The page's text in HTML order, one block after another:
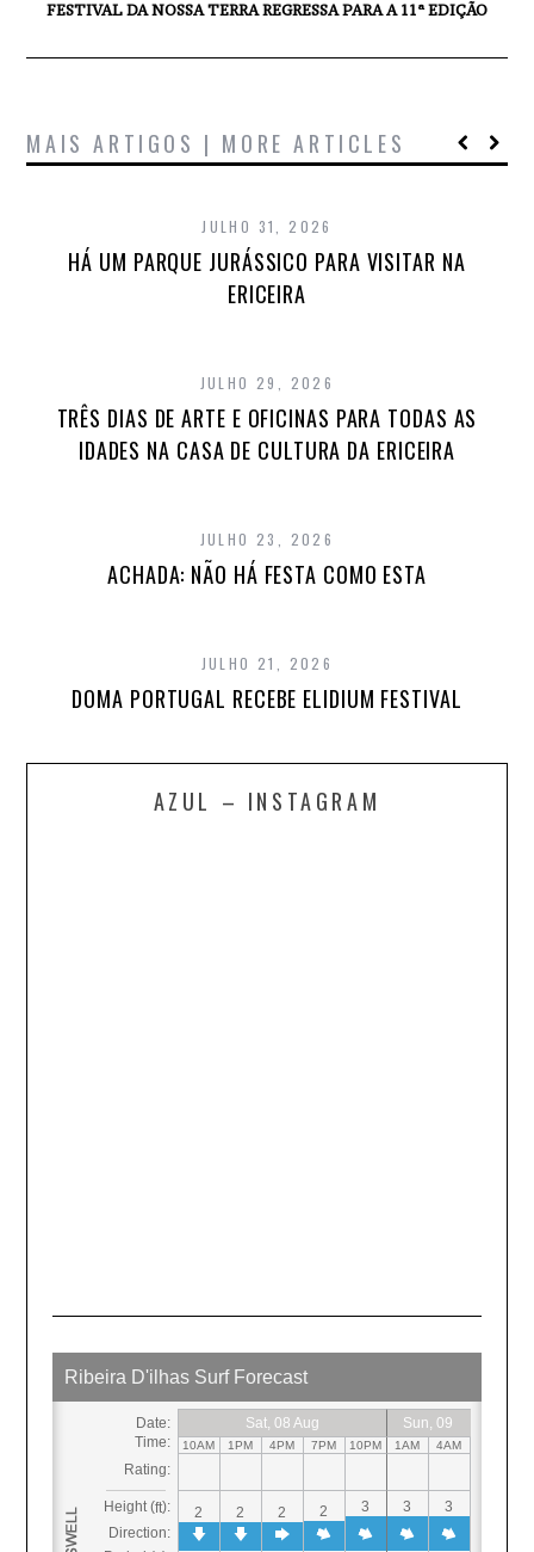
FESTIVAL DA NOSSA TERRA REGRESSA PARA A 11ª EDIÇÃO
MAIS ARTIGOS | MORE ARTICLES
JULHO 31, 2026
HÁ UM PARQUE JURÁSSICO PARA VISITAR NA
ERICEIRA
JULHO 29, 2026
TRÊS DIAS DE ARTE E OFICINAS PARA TODAS AS
IDADES NA CASA DE CULTURA DA ERICEIRA
JULHO 23, 2026
ACHADA: NÃO HÁ FESTA COMO ESTA
JULHO 21, 2026
DOMA PORTUGAL RECEBE ELIDIUM FESTIVAL
AZUL – INSTAGRAM